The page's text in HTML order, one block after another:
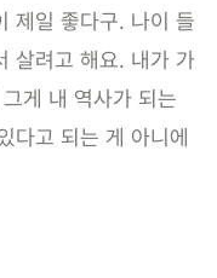
제일 좋다구. 나이 들
살려고 해요. 내가 가
게 내 역사가 되는
다고 되는 게 아니에